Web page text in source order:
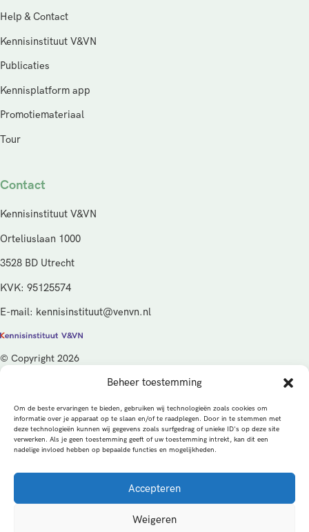
Beheer toestemming
Om de beste ervaringen te bieden, gebruiken wij technologieën zoals cookies om
informatie over je apparaat op te slaan en/of te raadplegen. Door in te stemmen met
deze technologieën kunnen wij gegevens zoals surfgedrag of unieke ID's op deze site
verwerken. Als je geen toestemming geeft of uw toestemming intrekt, kan dit een
nadelige invloed hebben op bepaalde functies en mogelijkheden.
Accepteren
Weigeren
Help & Contact
Kennisinstituut V&VN
Publicaties
Kennisplatform app
Promotiemateriaal
Tour
Contact
Kennisinstituut V&VN
Orteliuslaan 1000
3528 BD Utrecht
KVK: 95125574
E-mail: kennisinstituut@venvn.nl
© Copyright 2026
De activiteiten van het Kennisinstituut V&VN worden gefinancierd
vanuit de kwaliteitsgelden van het ministerie van Volksgezondheid,
Welzijn en Sport (VWS), beheerd door ZonMw.
PrivacybeleidCookiesAlgemene voorwaarden